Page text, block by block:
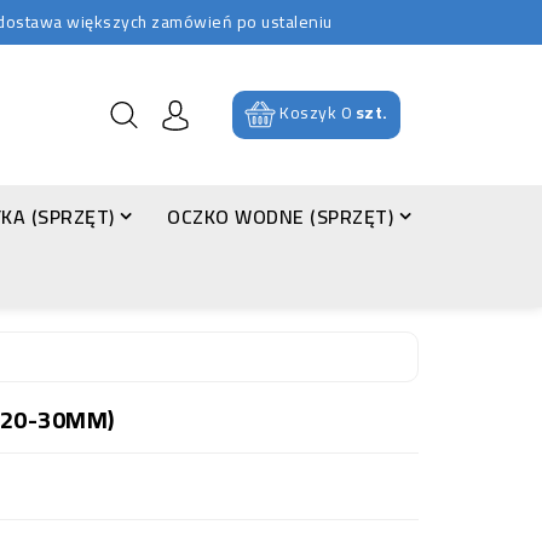
większych zamówień po ustaleniu
Koszyk0szt.
(SPRZĘT)
OCZKO WODNE (SPRZĘT)
30MM)